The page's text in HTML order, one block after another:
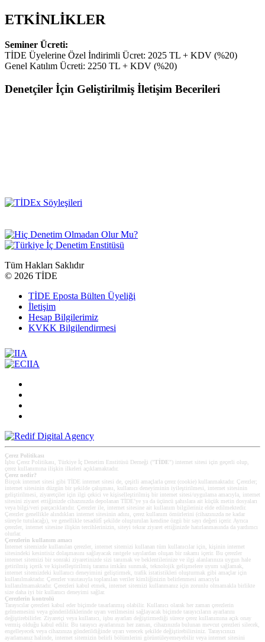
ETKİNLİKLER
Seminer Ücreti:
TİDE Üyelerine Özel İndirimli Ücret: 2025 TL + KDV (%20)
Genel Katılım Ücreti: 2250 TL + KDV (%20)
Denetçiler İçin Geliştirilmiş İletişim Becerileri
Tüm Hakları Saklıdır
© 2026 TİDE
TİDE Eposta Bülten Üyeliği
İletişim
Hesap Bilgilerimiz
KVKK Bilgilendirmesi
Çerez Politikası
İşbu Çerez Politikası, Türkiye İç Denetim Enstitüsü Derneği (" TİDE ") internet sitesi için geçerli olup,
çerez kullanımına ilişkin ilkeleri açıklamaktadır.
Çerez nedir?
Birçok internet sitesi gibi TİDE internet sitesi de, çeşitli amaçlarla çerez (cookie) kullanmaktadır. Çerezler;
internet sitesinin düzgün bir şekilde çalışması, kullanıcı deneyiminin iyileştirilmesi, internet sitesinin
geliştirilmesi, ziyaretçiler için ilgi çekici ve kişiselleştirilmiş bir internet sitesi/uygulama amacıyla, internet
sitesini ziyaret ettiğinizde cihazınızda depolanan TİDE’ye ya da üçüncü şahıslara ait küçük metin dosyaları
veya bilgi/veri parçacıklarıdır. Çerezler ile, internet sitesine ait kullanım bilgileriniz elde edilmektedir.
Çerezler genellikle alındıkları internet sitesinin adını, çerez kullanım ömürlerini (cihazınızda ne kadar
süreyle tutulacağı), ve genellikle tesadüfî şekilde oluşturulan kendine özgü bir sayı değeri içerir. Ayrıca
çerezler, internet sitesine ilişkin tercihlerinizin, siteyi tekrar ziyaret ettiğinizde hatırlanmasında da yardımcı
olurlar.
Çerezlerin kullanım amacı
Internet sitemizde kullanılan çerezler, internet sitemizi kullanan tüm kullanıcılar için, kişinin internet
sitesindeki kesintisiz dolaşmasını sağlayacak rastgele sayılardan oluşan bir rakamı içerir. Bu çerezler
internet sitemizi bir sonraki ziyaretinizde sizi tanımak ve beklentilerinize ve ilgi alanlarınıza uygun hale
getirilmiş içerik ve kişiselleştirilmiş tarama imkânı sunmak, teknolojik gelişmelere uyum sağlamak,
internet sitemizdeki kullanıcı deneyimini geliştirmek, trafik istatistikleri oluşturmak gibi amaçlar için
kullanılmaktadır. Çerezler vasıtasıyla toplanılan veriler kimliğinizin belirlenmesi amacıyla
kullanılmamaktadır. Çerezleri kabul etmek, internet sitemizi kullanmanız için zorunlu olmamakla birlikte
size daha iyi bir kullanıcı deneyimi sağlar.
Çerezlerin kontrolü
Tarayıcılar çerezleri kabul eder biçimde tasarlanmış olabilir. Kullanıcı olarak her zaman çerezlerin
gelmemesini veya gönderildiklerinde uyarı verilmesini sağlayacak biçimde tarayıcıların ayarlarını
değiştirebilirler. Ziyaretçi veya kullanıcı, işbu ayarları değiştirmediği sürece çerez kullanımına açık onay
vermiş olduğu kabul edilir. Bu tarayıcı ayarlarınızı her zaman, cihazınızda bulunan mevcut çerezleri silecek,
engelleyecek veya cihazınıza gönderildiğinde uyarı verecek şekilde değiştirebilirsiniz. Tarayıcınızı
ayarlamanız halinde, internet sitemizin belirli bölümlerini görüntüleyemeyebilir veya internet sitesini